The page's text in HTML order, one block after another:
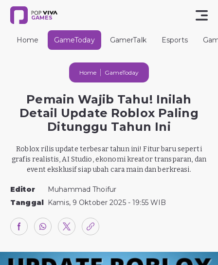
GAMES
Home GameToday GamerTalk Esports
Home GameToday
Pemain Wajib Tahu! Inilah
Detail Update Roblox Paling
Ditunggu Tahun Ini
Roblox rilis update terbesar tahun ini! Fitur baru seperti
grafis realistis, AI Studio, ekonomi kreator transparan, dan
event eksklusif siap ubah cara main dan berkreasi.
Editor
Muhammad Thoifur
Tanggal Kamis, 9 Oktober 2025 - 19:55 WIB